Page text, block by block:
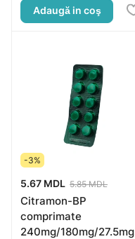
Adaugă in coş
-3%
5.67 MDL 5.85 MDL
Citramon-BP
comprimate
240mg/180mg/27.5mg